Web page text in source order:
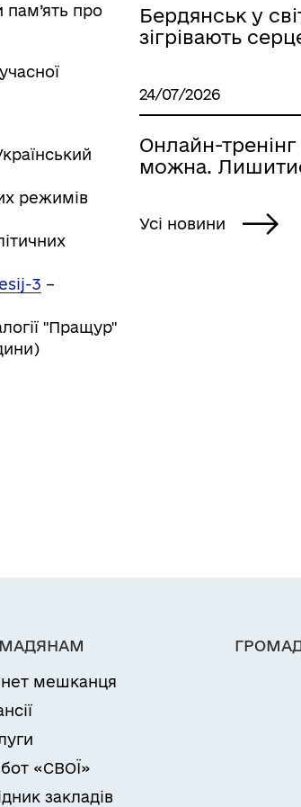
пам’ять про
режимів
3 –
"Пращур"
Бердянськ у
зігрівають
24/07/2026
Онлайн-
можна.
Усі новини
мешканця
«СВОЇ»
закладів